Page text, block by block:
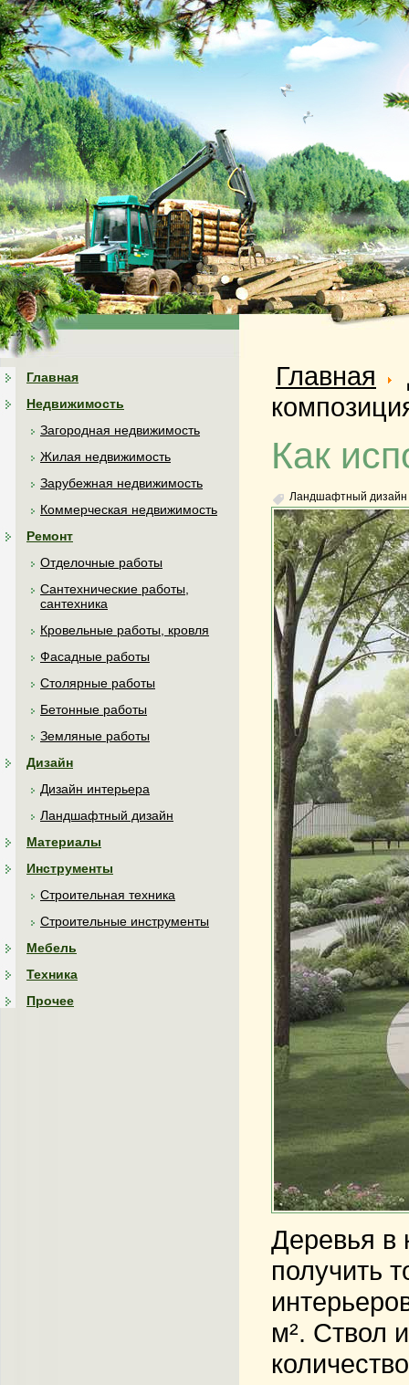
Главная
Недвижимость
Загородная недвижимость
Жилая недвижимость
Зарубежная недвижимость
Коммерческая недвижимость
Ремонт
Отделочные работы
Сантехнические работы,
сантехника
Кровельные работы, кровля
Фасадные работы
Столярные работы
Бетонные работы
Земляные работы
Дизайн
Дизайн интерьера
Ландшафтный дизайн
Материалы
Инструменты
Строительная техника
Строительные инструменты
Мебель
Техника
Прочее
Главная
Как
Ландшафтный дизайн
Деревья в
получить
м². Ствол